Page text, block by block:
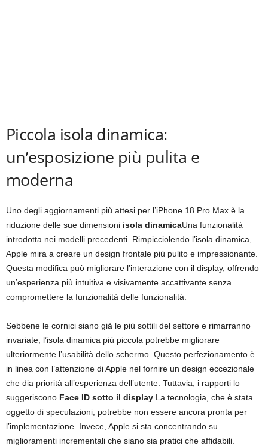
Piccola isola dinamica:
un’esposizione più pulita e
moderna
Uno degli aggiornamenti più attesi per l’iPhone 18 Pro Max è la
riduzione delle sue dimensioni isola dinamicaUna funzionalità
introdotta nei modelli precedenti. Rimpicciolendo l’isola dinamica,
Apple mira a creare un design frontale più pulito e impressionante.
Questa modifica può migliorare l’interazione con il display, offrendo
un’esperienza più intuitiva e visivamente accattivante senza
compromettere la funzionalità delle funzionalità.
Sebbene le cornici siano già le più sottili del settore e rimarranno
invariate, l’isola dinamica più piccola potrebbe migliorare
ulteriormente l’usabilità dello schermo. Questo perfezionamento è
in linea con l’attenzione di Apple nel fornire un design eccezionale
che dia priorità all’esperienza dell’utente. Tuttavia, i rapporti lo
suggeriscono Face ID sotto il display La tecnologia, che è stata
oggetto di speculazioni, potrebbe non essere ancora pronta per
l’implementazione. Invece, Apple si sta concentrando su
miglioramenti incrementali che siano sia pratici che affidabili.